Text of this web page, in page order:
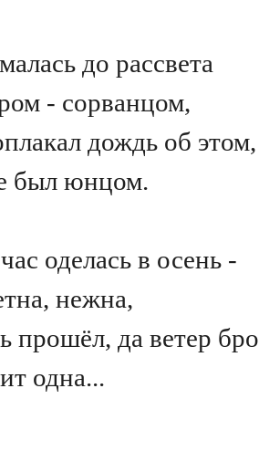
до рассвета
- сорванцом,
дождь об этом,
был юнцом.
оделась в осень -
нежна,
прошёл, да ветер
одна...